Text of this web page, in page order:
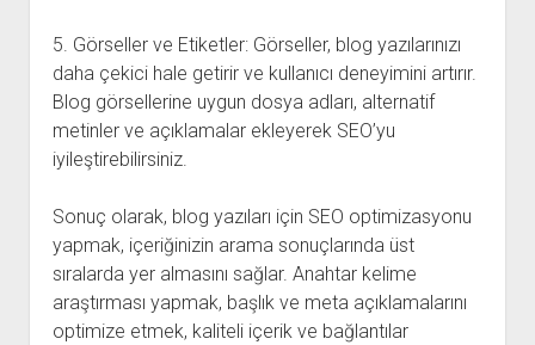
5. Görseller ve Etiketler: Görseller, blog yazılarınızı
daha çekici hale getirir ve kullanıcı deneyimini artırır.
Blog görsellerine uygun dosya adları, alternatif
metinler ve açıklamalar ekleyerek SEO’yu
iyileştirebilirsiniz.
Sonuç olarak, blog yazıları için SEO optimizasyonu
yapmak, içeriğinizin arama sonuçlarında üst
sıralarda yer almasını sağlar. Anahtar kelime
araştırması yapmak, başlık ve meta açıklamalarını
optimize etmek, kaliteli içerik ve bağlantılar